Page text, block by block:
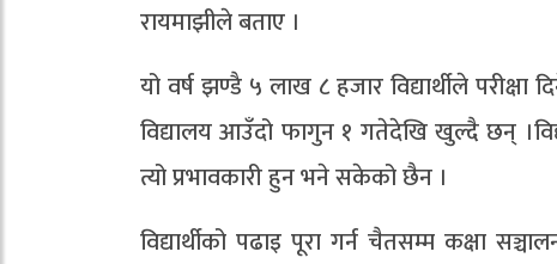
रायमाझीले बताए ।
यो वर्ष झण्डै ५ लाख ८ हजार विद्यार्थीले
विद्यालय आउँदो फागुन १ गतेदेखि खुल्दै छन्
त्यो प्रभावकारी हुन भने सकेको छैन ।
विद्यार्थीको पढाइ पूरा गर्न चैतसम्म कक्षा